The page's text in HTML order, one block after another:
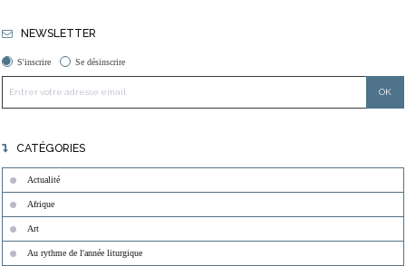
NEWSLETTER
S'inscrire Se désinscrire
CATÉGORIES
Actualité
Afrique
Art
Au rythme de l'année liturgique